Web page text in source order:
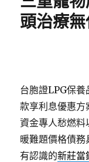
頭治療
台胞證LPG保養
款享利息優惠方
資金專人愁燃
暖難題價格債
有認識的新莊當